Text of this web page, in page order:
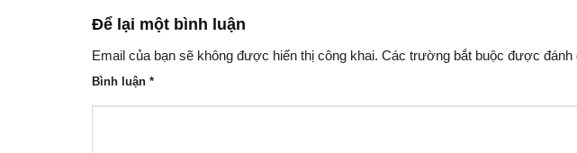
Để lại một bình luận
Email của bạn sẽ không được hiển thị công khai. Các trường bắt buộc được đánh
Bình luận *